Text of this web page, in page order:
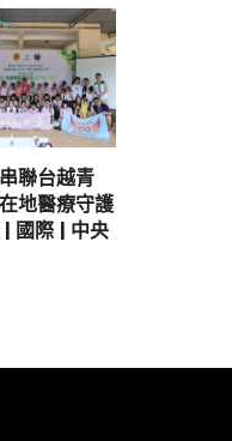
聯台越青
地醫療守護
| 國際 | 中央